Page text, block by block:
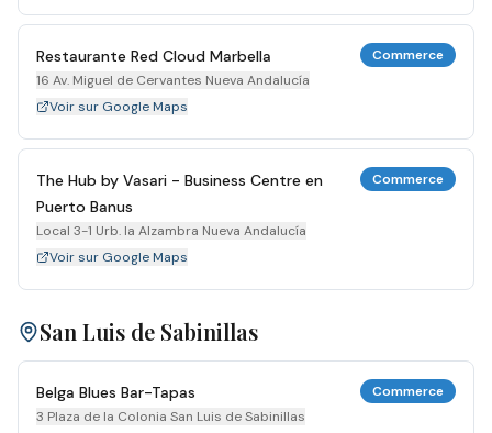
Restaurante Red Cloud Marbella
16 Av. Miguel de Cervantes Nueva Andalucía
Commerce
Voir sur Google Maps
The Hub by Vasari - Business Centre en
Puerto Banus
Local 3-1 Urb. la Alzambra Nueva Andalucía
Commerce
Voir sur Google Maps
San Luis de Sabinillas
Belga Blues Bar-Tapas
3 Plaza de la Colonia San Luis de Sabinillas
Commerce